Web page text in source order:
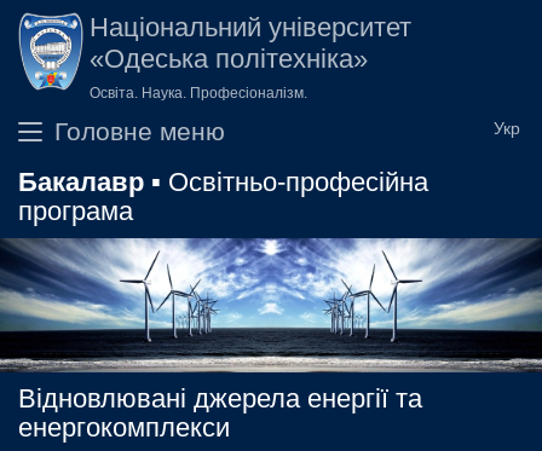
Перейти до основного вмісту
Національний університет
«Одеська політехніка»
Освіта. Наука. Професіоналізм.
Головне меню
Бакалавр ▪ Освітньо-професійна
програма
Відновлювані джерела енергії та
енергокомплекси